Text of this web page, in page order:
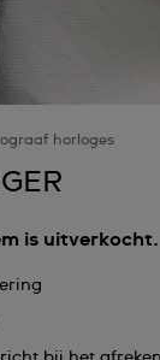
horloges
is uitverkocht.